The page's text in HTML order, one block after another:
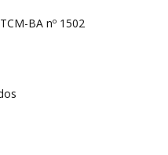
BA nº 1502